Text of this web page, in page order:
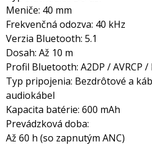
Meniče: 40 mm
Frekvenčná odozva: 40 kHz
Verzia Bluetooth: 5.1
Dosah: Až 10 m
Profil Bluetooth: A2DP / AVRCP /
Typ pripojenia: Bezdrôtové a
audiokábel
Kapacita batérie: 600 mAh
Prevádzková doba:
Až 60 h (so zapnutým ANC)